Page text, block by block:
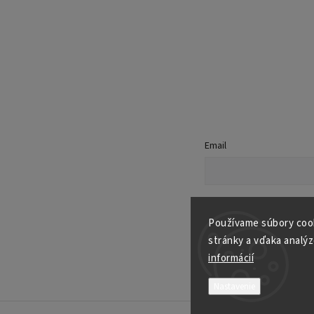
Používame súbory
stránky a vďaka
informácií
Email
Vložením e-mailu
Prihlásiť sa